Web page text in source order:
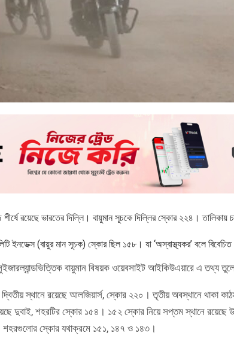
রয়েছে ভারতের দিল্লি। বায়ুমান সূচকে দিল্লির স্কোর ২২৪। তালিকায়
ইনডেক্স (বায়ুর মান সূচক) স্কোর ছিল ১৫৮। যা ‘অস্বাস্থ্যকর’ বলে
বায়ুমান বিষয়ক ওয়েবসাইট আইকিউএয়ারে এ তথ্য
স্থানে রয়েছে আলজিয়ার্স, স্কোর ২২০। তৃতীয় অবস্থানে থাকা
দুবাই, শহরটির স্কোর ১৫৪। ১৫২ স্কোর নিয়ে সপ্তম স্থানে রয়েছে
শহরগুলোর স্কোর যথাক্রমে ১৫১, ১৪৭ ও ১৪৩।